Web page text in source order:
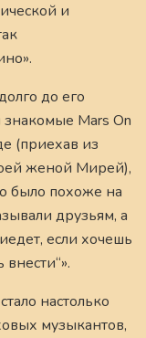
и
до его
Mars On
(приехав из
женой Мирей),
было похоже на
друзьям, а
если хочешь
настолько
музыкантов,